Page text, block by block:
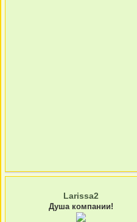
Larissa2
Душа компании!